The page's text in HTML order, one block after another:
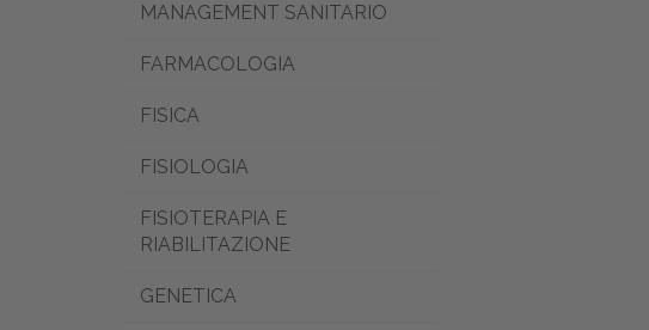
MANAGEMENT SANITARIO
FARMACOLOGIA
FISICA
FISIOLOGIA
FISIOTERAPIA E
RIABILITAZIONE
GENETICA